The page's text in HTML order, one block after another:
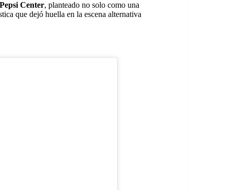
Center, planteado no solo como una
que dejó huella en la escena alternativa